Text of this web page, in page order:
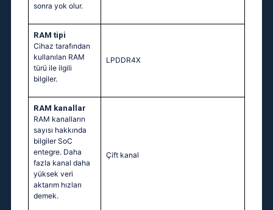
sonra yok olur.
RAM tipi
Cihaz tarafından
kullanılan RAM
türü ile ilgili
bilgiler.
LPDDR4X
RAM kanallar
RAM kanalların
sayısı hakkında
bilgiler SoC
entegre. Daha
fazla kanal daha
yüksek veri
aktarım hızları
demek.
Çift kanal